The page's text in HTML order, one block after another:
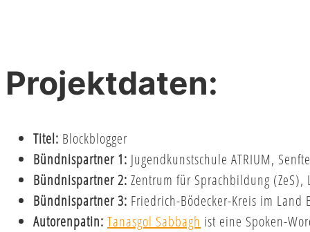
Projektdaten:
Titel: Blockblogger
Bündnispartner 1: Jugendkunstschule ATRIUM,
Bündnispartner 2: Zentrum für Sprachbildung (ZeS),
Bündnispartner 3: Friedrich-Bödecker-Kreis im
Autorenpatin: Tanasgol Sabbagh ist eine Spoken-